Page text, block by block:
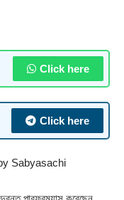
Click here
Click here
Sabyasachi